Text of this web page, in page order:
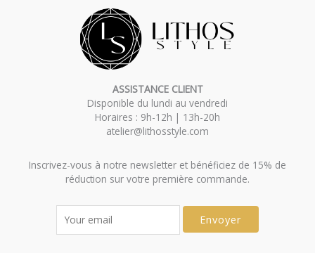
ASSISTANCE CLIENT
Disponible du lundi au vendredi
Horaires : 9h-12h | 13h-20h
atelier@lithosstyle.com
Inscrivez-vous à notre newsletter et bénéficiez de 15% de
réduction sur votre première commande.
Envoyer